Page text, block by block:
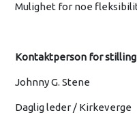
Mulighet for noe
Kontaktperson for
Johnny G. Stene
Daglig leder / Kirkeverge